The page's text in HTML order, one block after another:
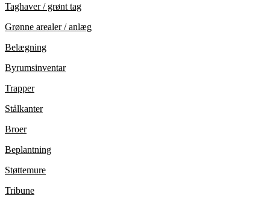
Taghaver / grønt tag
Grønne arealer / anlæg
Belægning
Byrumsinventar
Trapper
Stålkanter
Broer
Beplantning
Støttemure
Tribune